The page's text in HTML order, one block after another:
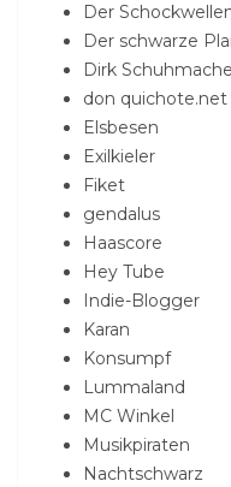
Der
Der schwarze
Dirk
don quichote.net
Elsbesen
Exilkieler
Fiket
gendalus
Haascore
Hey Tube
Indie-Blogger
Karan
Konsumpf
Lummaland
MC Winkel
Musikpiraten
Nachtschwarz